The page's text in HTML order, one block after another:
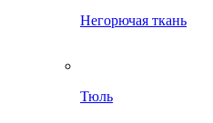
Негорючая ткань
Тюль